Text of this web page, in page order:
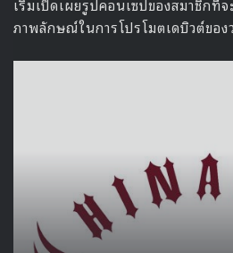
: เทรลเลอร์ ‘Frozen 2’ (official
Frozen 2